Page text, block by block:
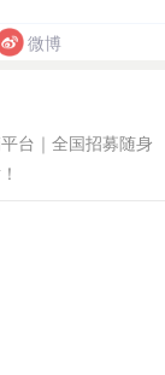
微博
台｜全国招募随身